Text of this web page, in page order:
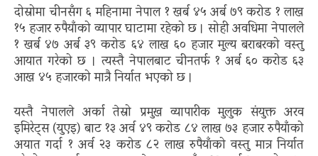
दोस्रोमा चीनसँग ६ महिनामा नेपाल १ खर्ब ४५ अर्ब ७९ करोड १ लाख
१५ हजार रुपैयाँको व्यापार घाटामा रहेको छ । सोही अवधिमा नेपालले
१ खर्ब ४७ अर्ब ३९ करोड ६४ लाख ६० हजार मुल्य बराबरको वस्तु
आयात गरेको छ । त्यस्तै नेपालबाट चीनतर्फ १ अर्ब ६० करोड ६३
आख ४५ हजारको मात्रै निर्यात भएको छ ।
यस्तै नेपालले अर्का तेस्रो प्रमुख व्यापारीक मुलुक संयुक्त अरव
इमिरेट्स (युएइ) बाट १३ अर्व ४९ करोड ८४ लाख ७३ हजार रुपैयाँको
अयात गर्दा १ अर्व २३ करोड ८२ लाख रुपैयाँको वस्तु मात्र निर्यात